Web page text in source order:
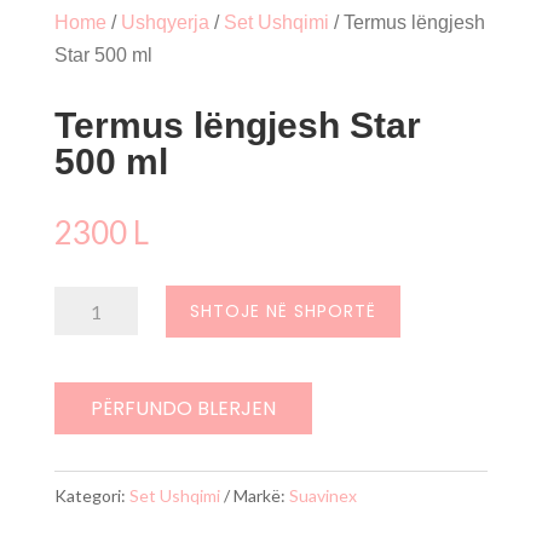
Home / Ushqyerja / Set Ushqimi / Termus lëngjesh
Star 500 ml
Termus lëngjesh Star
500 ml
2300 L
500
ml
SHTOJE NË SHPORTË
PËRFUNDO BLERJEN
Kategori: Set Ushqimi Markë: Suavinex